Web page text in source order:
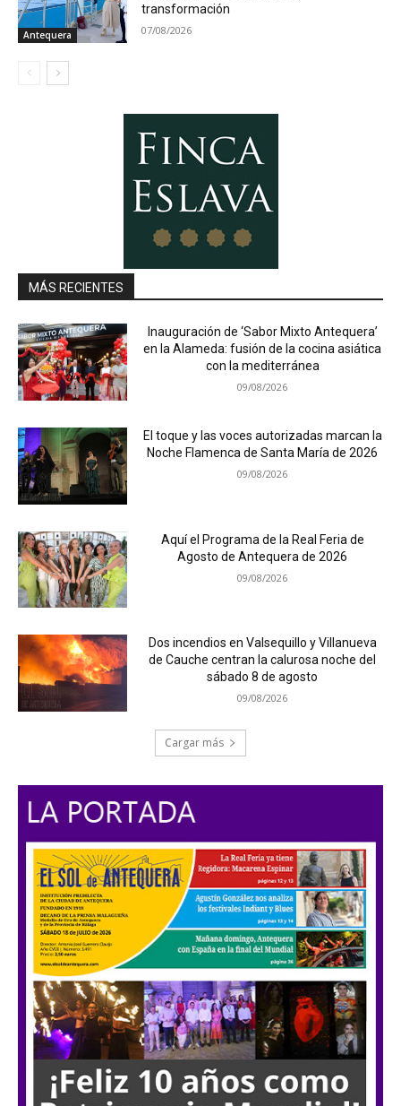
Antequera
transformación
07/08/2026
MÁS RECIENTES
Inauguración de ‘Sabor Mixto Antequera’
en la Alameda: fusión de la cocina asiática
con la mediterránea
09/08/2026
El toque y las voces autorizadas marcan la
Noche Flamenca de Santa María de 2026
09/08/2026
Aquí el Programa de la Real Feria de
Agosto de Antequera de 2026
09/08/2026
Dos incendios en Valsequillo y Villanueva
de Cauche centran la calurosa noche del
sábado 8 de agosto
09/08/2026
Cargar más